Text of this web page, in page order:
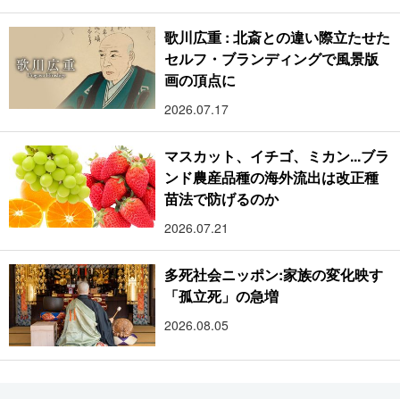
歌川広重 : 北斎との違い際立たせた
セルフ・ブランディングで風景版
画の頂点に
2026.07.17
マスカット、イチゴ、ミカン...ブラ
ンド農産品種の海外流出は改正種
苗法で防げるのか
2026.07.21
多死社会ニッポン:家族の変化映す
「孤立死」の急増
2026.08.05